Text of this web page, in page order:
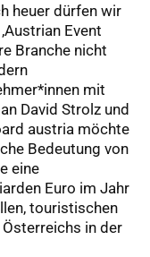
heuer dürfen wir
Event
Branche nicht
mit
David Strolz und
austria möchte
Bedeutung von
eine
Euro im Jahr
touristischen
in der